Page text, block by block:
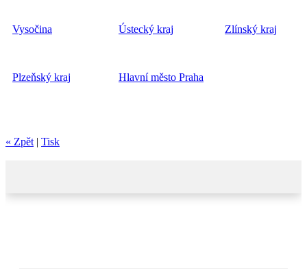
Vysočina Ústecký kraj Zlínský kraj
Plzeňský kraj Hlavní město Praha
« Zpět | Tisk